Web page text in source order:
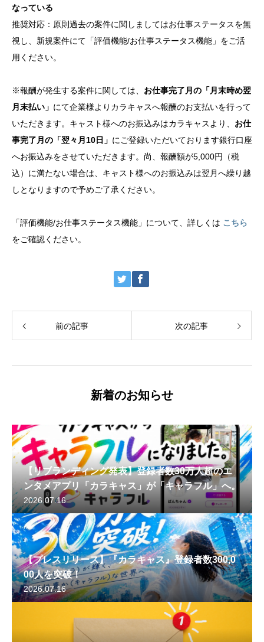
なっている
推奨対応：原則過去の案件に関しましてはお仕事ステータスを無
視し、新規案件にて「評価機能/お仕事ステータス機能」をご活
用ください。
※報酬が発生する案件に関しては、 お仕事完了月の「月末時め翌
月末払い」 にて企業様よりカラキャスへ報酬のお支払いを行って
いただきます。キャスト様へのお振込みはカラキャスより、 お仕
事完了月の「翌々月10日」 にご登録いただいております銀行口座
へお振込みをさせていただきます。尚、報酬額が5,000円（税
込）に満たない場合は、キャスト様へのお振込みは翌月へ繰り越
しとなりますので予めご了承ください。
「評価機能/お仕事ステータス機能」について、詳しくは こちら
をご確認ください。
前の記事 次の記事
新着のお知らせ
【リブランディング発表】登録者数30万人超のエ
ンタメアプリ「カラキャス」が「キャラフル」へ。
2026.07.16
【プレスリリース】『カラキャス』登録者数300,0
00人を突破！
2026.07.16